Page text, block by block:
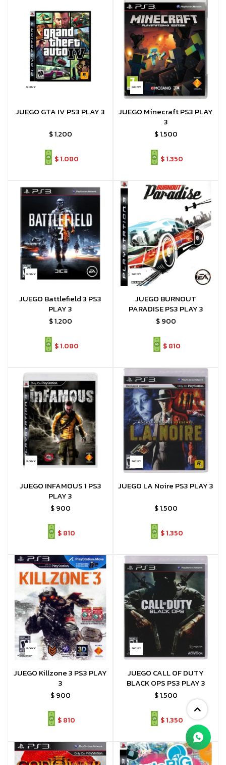
JUEGO GTA IV PS3 PLAY 3
$1.200
$1.080
JUEGO Minecraft PS3 PLAY
3
$1.500
$1.350
JUEGO Battlefield 3 PS3
PLAY 3
$1.200
$1.080
JUEGO BURNOUT
PARADISE PS3 PLAY 3
$ 900
$810
JUEGO INFAMOUS 1 PS3
PLAY 3
$ 900
$810
JUEGO LA Noire PS3 PLAY 3
$1.500
$1.350
JUEGO Killzone 3 PS3 PLAY
3
$ 900
$810
JUEGO CALL OF DUTY
BLACK OPS PS3 PLAY 3
$1.500
$1.350